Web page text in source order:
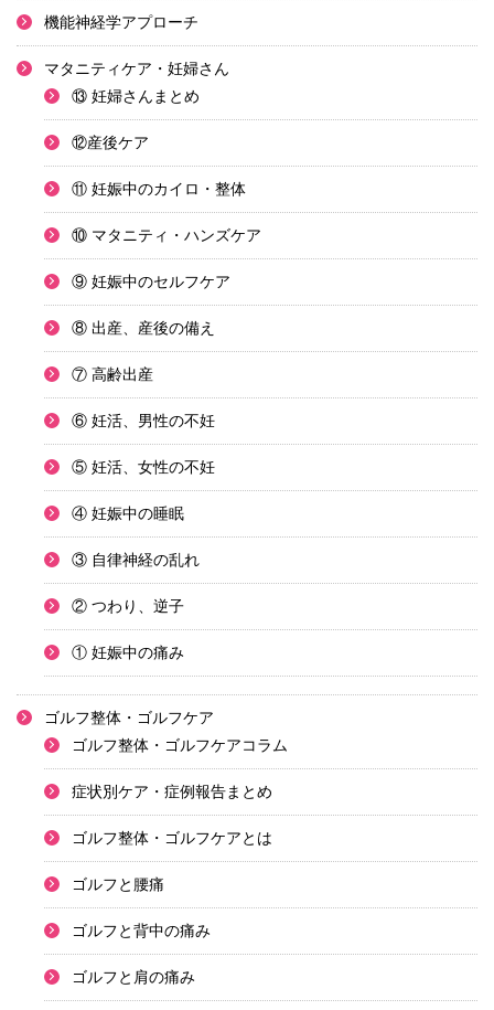
機能神経学アプローチ
マタニティケア・妊婦さん
⑬ 妊婦さんまとめ
⑫産後ケア
⑪ 妊娠中のカイロ・整体
⑩ マタニティ・ハンズケア
⑨ 妊娠中のセルフケア
⑧ 出産、産後の備え
⑦ 高齢出産
⑥ 妊活、男性の不妊
⑤ 妊活、女性の不妊
④ 妊娠中の睡眠
③ 自律神経の乱れ
② つわり、逆子
① 妊娠中の痛み
ゴルフ整体・ゴルフケア
ゴルフ整体・ゴルフケアコラム
症状別ケア・症例報告まとめ
ゴルフ整体・ゴルフケアとは
ゴルフと腰痛
ゴルフと背中の痛み
ゴルフと肩の痛み